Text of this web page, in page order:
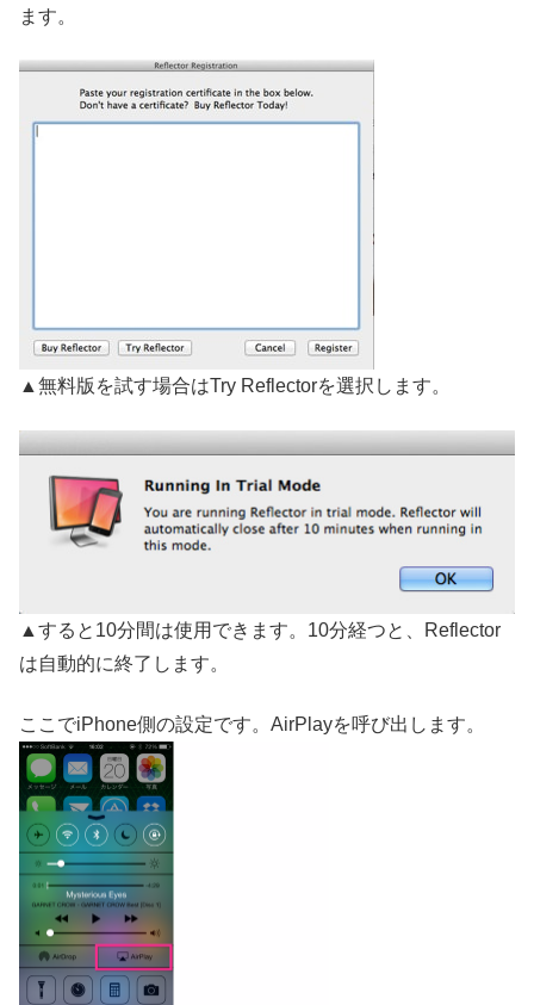
ます。
▲無料版を試す場合はTry Reflectorを選択します。
▲すると10分間は使用できます。10分経つと、Reflector
は自動的に終了します。
ここでiPhone側の設定です。AirPlayを呼び出します。